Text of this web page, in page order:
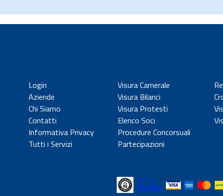
Login
Aziende
Chi Siamo
Contatti
Informativa Privacy
Tutti i Servizi
Visura Camerale
Visura Bilanci
Visura Protesti
Elenco Soci
Procedure Concorsuali
Partecipazioni